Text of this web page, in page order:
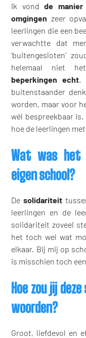
Ik vondde
omgingen zeer
leerlingen die een
verwachtte dat
‘buitengesloten’
helemaal niet
beperkingen echt.
buitenstaander
worden, maar voor
wél bespreekbaar
hoe de leerlingen
Wat was het
eigen school?
Desolidariteit
leerlingen en de
solidariteit zoveel
het toch wel wat
elkaar. Bij mij op
is misschien toch
Hoe zou jij
woorden?
Groot, liefdevol en